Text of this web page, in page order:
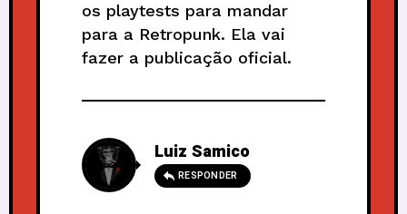
os playtests para mandar
para a Retropunk. Ela vai
fazer a publicação oficial.
Luiz Samico
RESPONDER